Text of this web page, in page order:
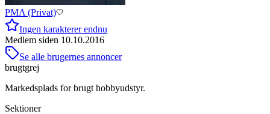
PMA (Privat)
Ingen karakterer endnu
Medlem siden 10.10.2016
Se alle brugernes annoncer
brugtgrej
Markedsplads for brugt hobbyudstyr.
Sektioner